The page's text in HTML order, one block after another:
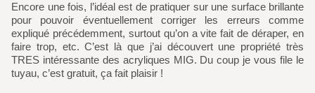
Encore une fois, l’idéal est de pratiquer sur une surface brillante
pour pouvoir éventuellement corriger les erreurs comme
expliqué précédemment, surtout qu’on a vite fait de déraper, en
faire trop, etc. C’est là que j’ai découvert une propriété très
TRES intéressante des acryliques MIG. Du coup je vous file le
tuyau, c’est gratuit, ça fait plaisir !